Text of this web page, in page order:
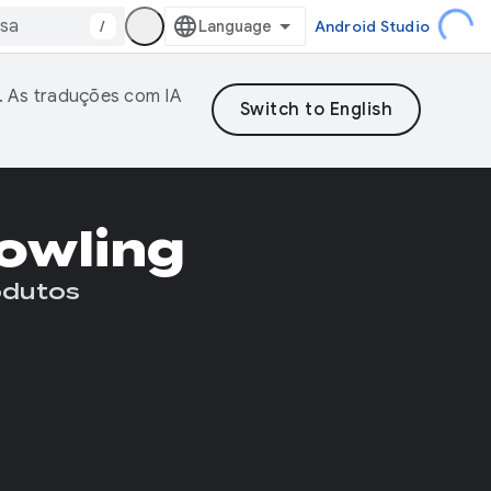
/ Android Studio
traduções com IA